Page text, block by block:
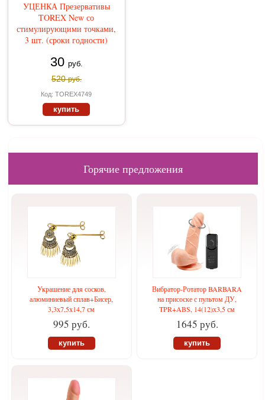
УЦЕНКА Презервативы
TOREX New со
стимулирующими точками,
3 шт. (сроки годности)
30 руб.
520руб.
Код: TOREX4749
купить
Горячие предложения
Украшение для сосков,
алюминиевый сплав+Бисер,
3,3х7,5х14,7 см
995 руб.
купить
Вибратор-Ротатор BARBARA
на присоске с пультом ДУ,
TPR+ABS, 14(12)х3,5 см
1645 руб.
купить